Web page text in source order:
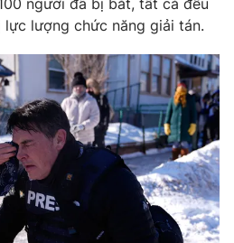
lượng chức năng giải tán.